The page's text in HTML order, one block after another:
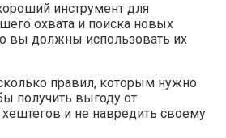
инструмент для
охвата и поиска новых
вы должны использовать их
правил, которым нужно
получить выгоду от
и не навредить своему